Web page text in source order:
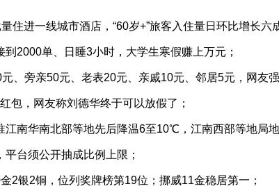
住进一线城市酒店，“60岁+”旅客入住量日环比增长六
2000单、日睡3小时，大学生寒假赚上万元；
、旁亲50元、老表20元、亲戚10元、邻居5元，网友
包，网友称刘德华终于可以放假了；
江南华南北部等地先后降温6至10℃，江南西部等地局
台须公开抽成比例上限；
2银2铜，位列奖牌榜第19位；挪威11金稳居第一；